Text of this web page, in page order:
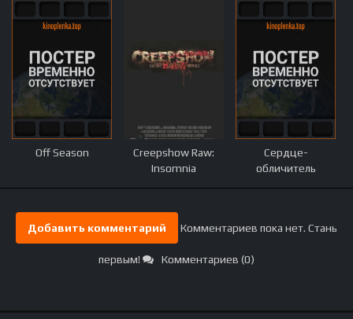
Off Season
Creepshow Raw:
Insomnia
Сердце-
обличитель
Добавить комментарий Комментариев пока нет. Стань
первым! Комментариев (0)